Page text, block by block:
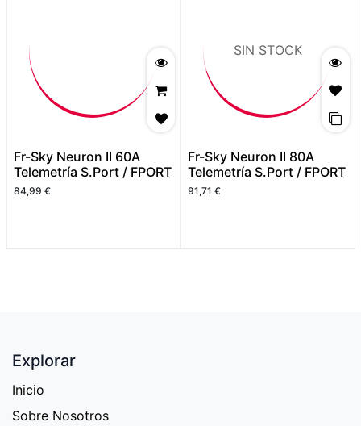
Fr-Sky Neuron II 60A
Telemetría S.Port / FPORT
84,99 €
SIN STOCK
Fr-Sky Neuron II 80A
Telemetría S.Port / FPORT
91,71 €
Explorar
Inicio
Sobre Nosotros